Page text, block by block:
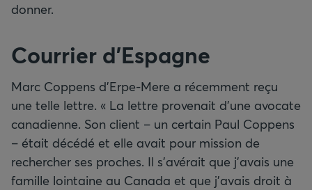
donner.
Courrier d’Espagne
Marc Coppens d’Erpe-Mere a récemment reçu
une telle lettre. « La lettre provenait d’une avocate
canadienne. Son client – un certain Paul Coppens
– était décédé et elle avait pour mission de
rechercher ses proches. Il s’avérait que j’avais une
famille lointaine au Canada et que j’avais droit à